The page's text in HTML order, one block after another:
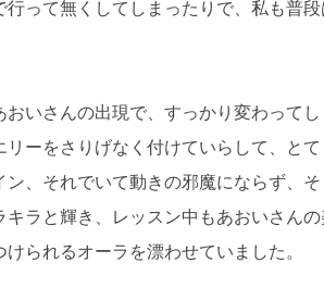
行って無くしてしまったりで、私も普
おいさんの出現で、すっかり変わって
リーをさりげなく付けていらして、と
ン、それでいて動きの邪魔にならず、
キラと輝き、レッスン中もあおいさん
られるオーラを漂わせていました。